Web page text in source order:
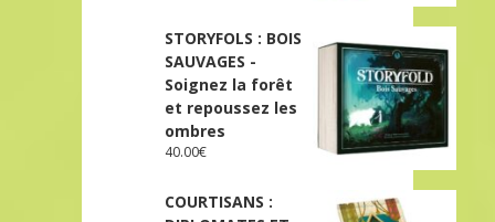
STORYFOLS : BOIS
SAUVAGES -
Soignez la forêt
et repoussez les
ombres
40.00€
COURTISANS :